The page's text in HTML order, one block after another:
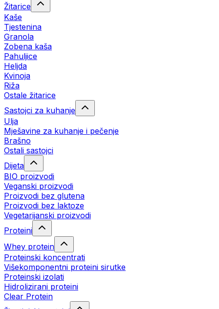
Žitarice
Kaše
Tjestenina
Granola
Zobena kaša
Pahuljice
Heljda
Kvinoja
Riža
Ostale žitarice
Sastojci za kuhanje
Ulja
Mješavine za kuhanje i pečenje
Brašno
Ostali sastojci
Dijeta
BIO proizvodi
Veganski proizvodi
Proizvodi bez glutena
Proizvodi bez laktoze
Vegetarijanski proizvodi
Proteini
Whey protein
Proteinski koncentrati
Višekomponentni proteini sirutke
Proteinski izolati
Hidrolizirani proteini
Clear Protein